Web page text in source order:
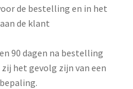
de bestelling en in het
de klant
90 dagen na bestelling
het gevolg zijn van een